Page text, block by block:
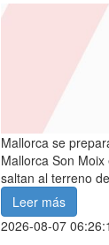
Mallorca se
Mallorca Son
saltan al terreno
Leer más
2026-08-07